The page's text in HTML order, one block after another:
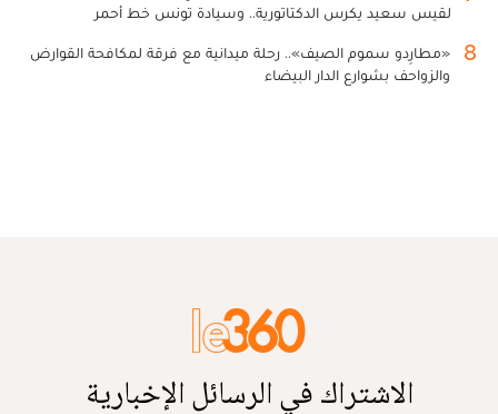
لقيس سعيد يكرس الدكتاتورية.. وسيادة تونس خط أحمر
8
«مطارِدو سموم الصيف».. رحلة ميدانية مع فرقة لمكافحة القوارض
والزواحف بشوارع الدار البيضاء
الاشتراك في الرسائل الإخبارية